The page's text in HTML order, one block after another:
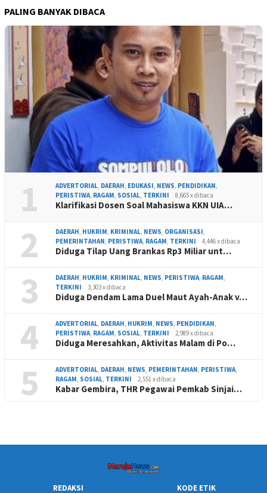
PALING BANYAK DIBACA
1 ADVERTORIAL, DAERAH, EDUKASI, NEWS, PENDIDIKAN,
PERISTIWA, RAGAM, SOSIAL, TERKINI 8,665 x dibaca
Klarifikasi Dosen Soal Mahasiswa KKN UIA…
2 DAERAH, HUKRIM, KRIMINAL, NEWS, ORGANISASI,
PEMERINTAHAN, PERISTIWA, RAGAM, TERKINI 4,446 x dibaca
Diduga Tilap Uang Brankas Rp3 Miliar unt…
3 DAERAH, HUKRIM, KRIMINAL, NEWS, PERISTIWA, RAGAM,
TERKINI
3,303 x dibaca
Diduga Dendam Lama Duel Maut Ayah-Anak v…
4 ADVERTORIAL, DAERAH, HUKRIM, NEWS, PENDIDIKAN,
PERISTIWA, RAGAM, SOSIAL, TERKINI 2,989 x dibaca
Diduga Meresahkan, Aktivitas Malam di Po…
5 ADVERTORIAL, DAERAH, NEWS, PEMERINTAHAN, PERISTIWA,
RAGAM, SOSIAL, TERKINI 2,551 x dibaca
Kabar Gembira, THR Pegawai Pemkab Sinjai…
REDAKSI KODE ETIK